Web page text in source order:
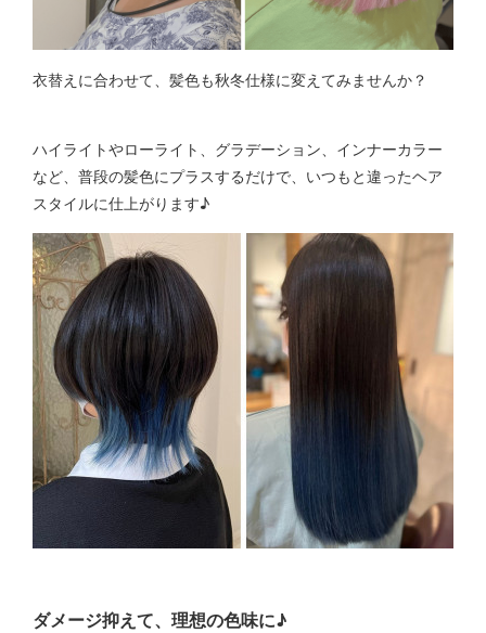
衣替えに合わせて、髪色も秋冬仕様に変えてみませんか？
ハイライトやローライト、グラデーション、インナーカラー
など、普段の髪色にプラスするだけで、いつもと違ったヘア
スタイルに仕上がります♪
ダメージ抑えて、理想の色味に♪